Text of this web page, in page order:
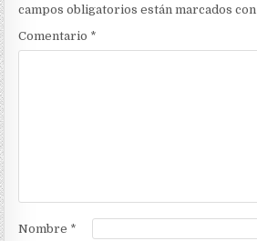
campos obligatorios están marcados con
Comentario *
Nombre *